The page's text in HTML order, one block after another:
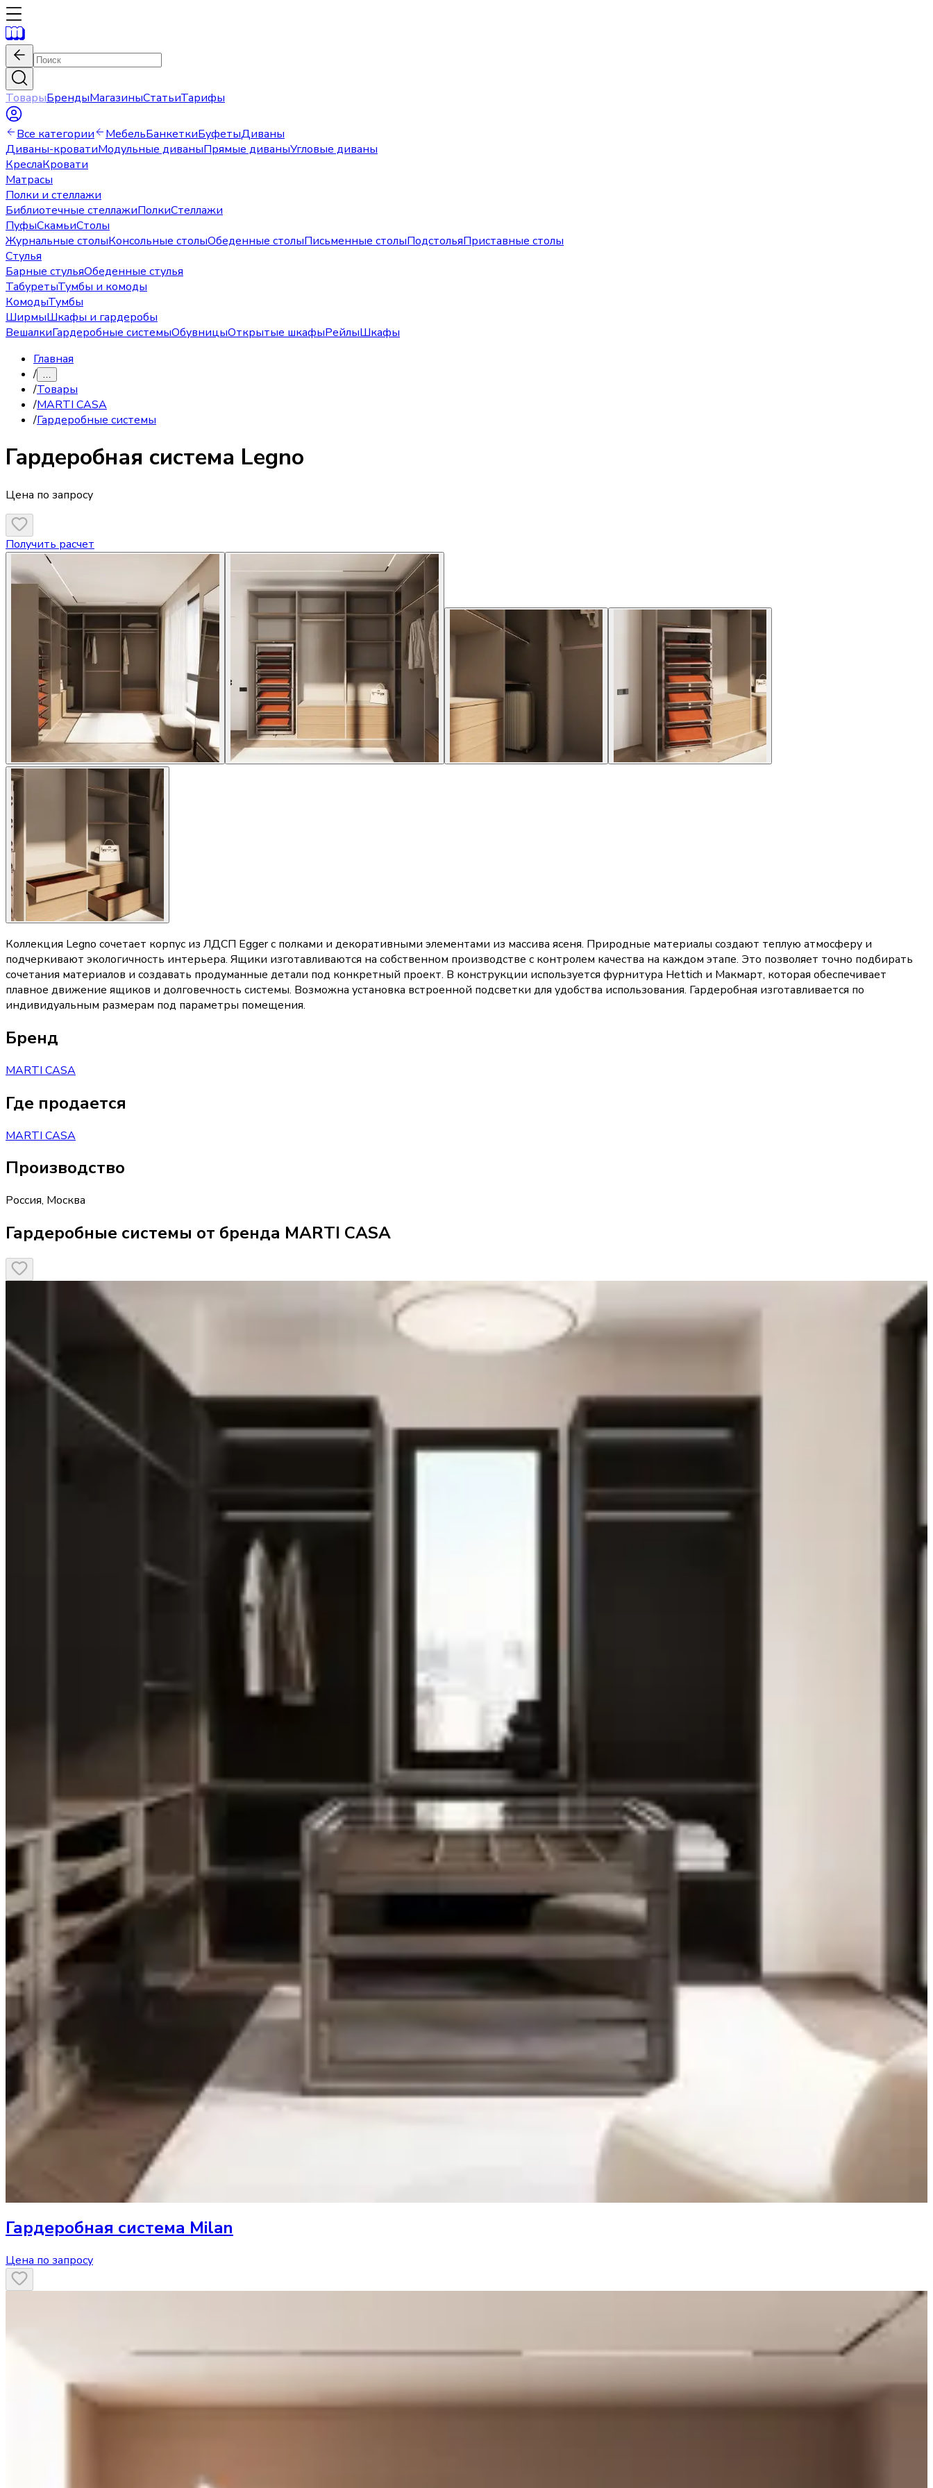
ТоварыБрендыМагазиныСтатьиТарифы
Все категории МебельБанкеткиБуфетыДиваны
Диваны-кроватиМодульные диваныПрямые диваныУгловые диваны
КреслаКровати
Матрасы
Полки и стеллажи
Библиотечные стеллажиПолкиСтеллажи
ПуфыСкамьиСтолы
Журнальные столыКонсольные столыОбеденные столыПисьменные столыПодстольяПриставные столы
Стулья
Барные стульяОбеденные стулья
ТабуретыТумбы и комоды
КомодыТумбы
ШирмыШкафы и гардеробы
ВешалкиГардеробные системыОбувницыОткрытые шкафыРейлыШкафы
Главная
/ …
/Товары
/MARTI CASA
/Гардеробные системы
Гардеробная система Legno
Цена по запросу
Получить расчет
Коллекция Legno сочетает корпус из ЛДСП Egger с полками и декоративными элементами из массива ясеня. Природные материалы создают теплую атмосферу и
подчеркивают экологичность интерьера. Ящики изготавливаются на собственном производстве с контролем качества на каждом этапе. Это позволяет точно подбирать
сочетания материалов и создавать продуманные детали под конкретный проект. В конструкции используется фурнитура Hettich и Макмарт, которая обеспечивает
плавное движение ящиков и долговечность системы. Возможна установка встроенной подсветки для удобства использования. Гардеробная изготавливается по
индивидуальным размерам под параметры помещения.
Бренд
MARTI CASA
Где продается
MARTI CASA
Производство
Россия, Москва
Гардеробные системы от бренда MARTI CASA
Гардеробная система Milan
Цена по запросу